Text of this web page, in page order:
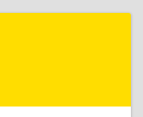
д.13